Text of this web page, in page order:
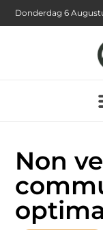
Donderdag 6
Non